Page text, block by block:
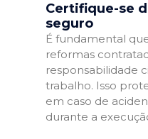
Certifique-se
seguro
É fundamental
reformas
responsabilidade
trabalho. Isso
em caso de
durante a